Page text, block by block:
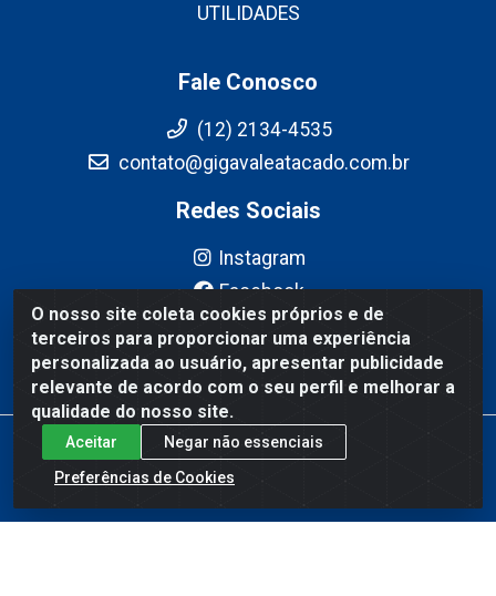
O nosso site coleta cookies próprios e de
terceiros para proporcionar uma experiência
personalizada ao usuário, apresentar publicidade
relevante de acordo com o seu perfil e melhorar a
qualidade do nosso site.
Aceitar
Negar não essenciais
Preferências de Cookies
UTILIDADES
Fale Conosco
(12) 2134-4535
contato@gigavaleatacado.com.br
Redes Sociais
Instagram
Facebook
YouTube
Linkedin
Gigavale Atacado - Av. Pedro Friggi, 451 - Vista Verde, São José
dos Campos/SP - CEP 12223-430 - CNPJ 08.978.600/0004-83